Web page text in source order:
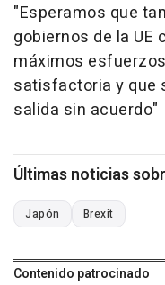
"Esperamos que
gobiernos de la UE
máximos
satisfactoria y que
salida sin acuerdo"
Últimas noticias
Japón Brexit
Contenido patrocinado